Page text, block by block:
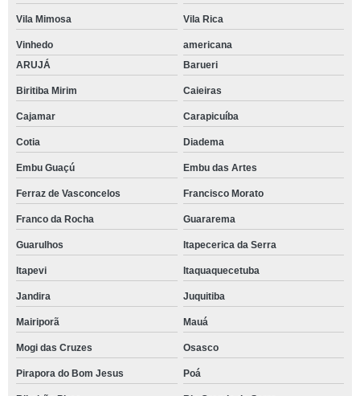
Vila Mimosa Vila Rica
Vinhedo
americana
ARUJÁ
Barueri
Biritiba Mirim Caieiras
Cajamar Carapicuíba
Cotia Diadema
Embu Guaçú Embu das Artes
Ferraz de Vasconcelos Francisco Morato
Franco da Rocha Guararema
Guarulhos Itapecerica da Serra
Itapevi Itaquaquecetuba
Jandira Juquitiba
Mairiporã Mauá
Mogi das Cruzes Osasco
Pirapora do Bom Jesus Poá